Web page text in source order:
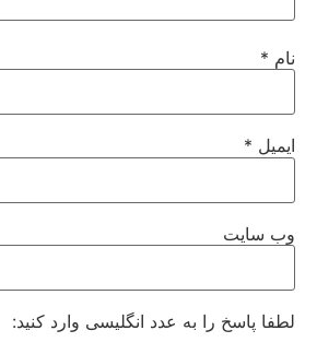
نام *
ایمیل *
وب‌ سایت
لطفا پاسخ را به عدد انگلیسی وارد کنید: